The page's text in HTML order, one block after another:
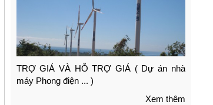
TRỢ GIÁ VÀ HỖ TRỢ GIÁ ( Dự án nhà
máy Phong điện ... )
Xem thêm